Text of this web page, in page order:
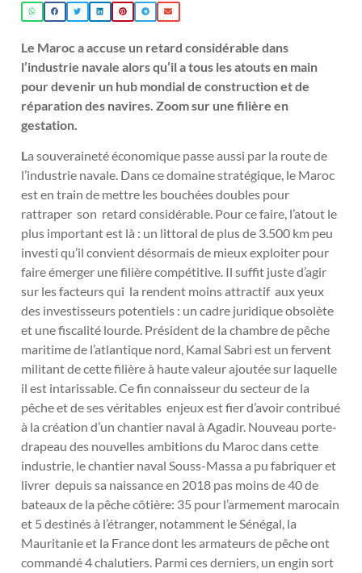
Le Maroc a accuse un retard considérable dans
l’industrie navale alors qu’il a tous les atouts en main
pour devenir un hub mondial de construction et de
réparation des navires. Zoom sur une filière en
gestation.
La souveraineté économique passe aussi par la route de
l’industrie navale. Dans ce domaine stratégique, le Maroc
est en train de mettre les bouchées doubles pour
rattraper son retard considérable. Pour ce faire, l’atout le
plus important est là : un littoral de plus de 3.500 km peu
investi qu’il convient désormais de mieux exploiter pour
faire émerger une filière compétitive. Il suffit juste d’agir
sur les facteurs qui la rendent moins attractif aux yeux
des investisseurs potentiels : un cadre juridique obsolète
et une fiscalité lourde. Président de la chambre de pêche
maritime de l’atlantique nord, Kamal Sabri est un fervent
militant de cette filière à haute valeur ajoutée sur laquelle
il est intarissable. Ce fin connaisseur du secteur de la
pêche et de ses véritables enjeux est fier d’avoir contribué
à la création d’un chantier naval à Agadir. Nouveau porte-
drapeau des nouvelles ambitions du Maroc dans cette
industrie, le chantier naval Souss-Massa a pu fabriquer et
livrer depuis sa naissance en 2018 pas moins de 40 de
bateaux de la pêche côtière: 35 pour l’armement marocain
et 5 destinés à l’étranger, notamment le Sénégal, la
Mauritanie et la France dont les armateurs de pêche ont
commandé 4 chalutiers. Parmi ces derniers, un engin sort